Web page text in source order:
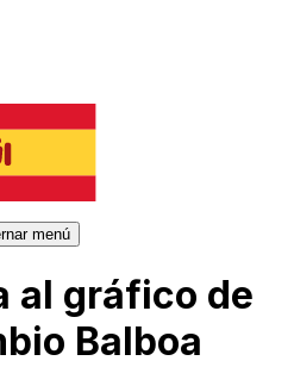
menú
al gráfico de
Balboa